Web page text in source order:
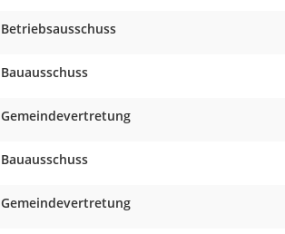
Betriebsausschuss
Bauausschuss
Gemeindevertretung
Bauausschuss
Gemeindevertretung